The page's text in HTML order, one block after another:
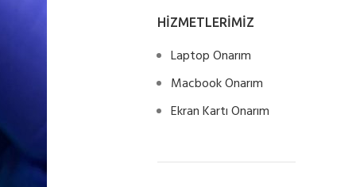
HİZMETLERİMİZ
Laptop Onarım
Macbook Onarım
Ekran Kartı Onarım